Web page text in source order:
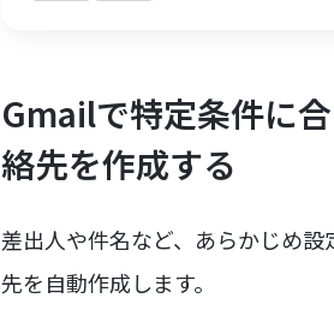
Gmailで特定条件に
絡先を作成する
差出人や件名など、あらかじめ
先を自動作成します。